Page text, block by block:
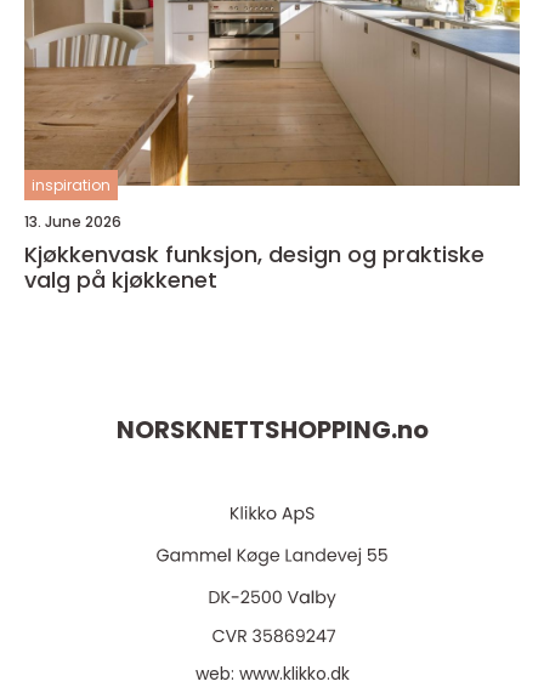
inspiration
13. June 2026
Kjøkkenvask funksjon, design og praktiske
valg på kjøkkenet
NORSKNETTSHOPPING.no
web: www.klikko.dk